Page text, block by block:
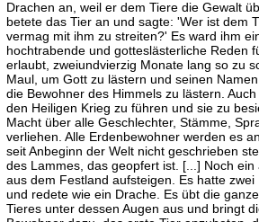
Drachen an, weil er dem Tiere die Gewalt
betete das Tier an und sagte: 'Wer ist dem
vermag mit ihm zu streiten?' Es ward ihm
hochtrabende und gotteslästerliche Reden
erlaubt, zweiundvierzig Monate lang so zu
Maul, um Gott zu lästern und seinen
die Bewohner des Himmels zu lästern.
den Heiligen Krieg zu führen und sie zu
Macht über alle Geschlechter, Stämme,
verliehen. Alle Erdenbewohner werden es
seit Anbeginn der Welt nicht geschrieben
des Lammes, das geopfert ist. [...] Noch ein
aus dem Festland aufsteigen. Es hatte
und redete wie ein Drache. Es übt die
Tieres unter dessen Augen aus und bringt